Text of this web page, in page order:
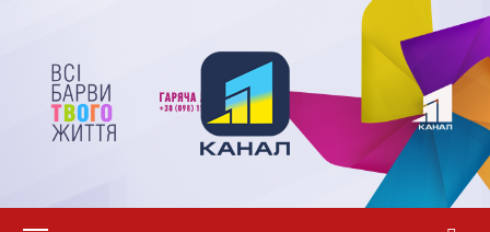
вмісту